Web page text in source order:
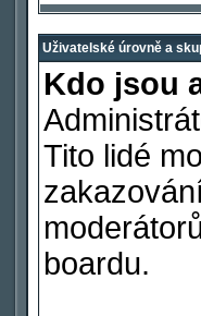
Uživatelské úrovně a
Kdo jsou
Tito lidé
boardu.